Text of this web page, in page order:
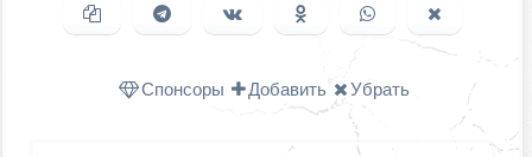
Копировать ссылкуПоделиться в Telegram
Поделиться ВКонтакте
Поделиться в
Одноклассниках
Поделиться в
WhatsAppв X
Спонсоры Добавить Убрать